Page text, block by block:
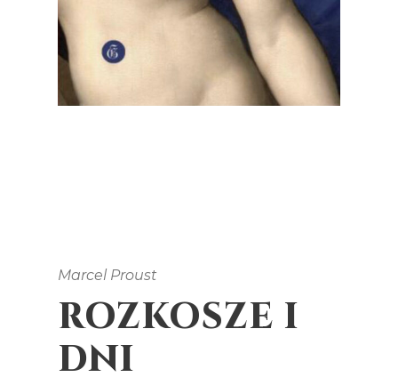
Marcel Proust
ROZKOSZE I
DNI